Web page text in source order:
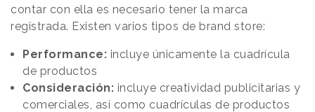
contar con ella es necesario tener la marca
registrada. Existen varios tipos de brand store:
Performance: incluye únicamente la cuadrícula
de productos
Consideración: incluye creatividad publicitarias y
comerciales, así como cuadrículas de productos